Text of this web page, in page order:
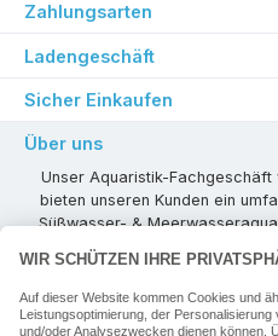
Zahlungsarten
Ladengeschäft
Sicher Einkaufen
Über uns
Unser Aquaristik-
bieten unseren Kunden ein
Süßwasser- &
Pflanzen,
kompetenter Aquaristik-
alle Ihre Projekte und